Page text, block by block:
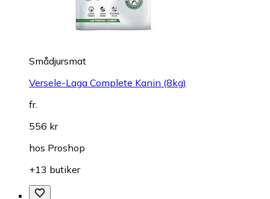
Smådjursmat
Versele-Laga Complete Kanin (8kg)
fr.
556 kr
hos Proshop
+13 butiker